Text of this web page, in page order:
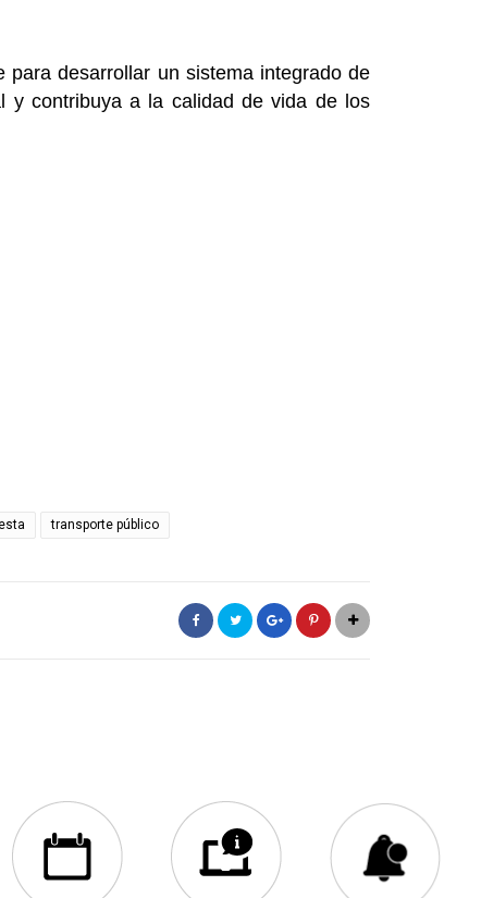
desarrollar un sistema integrado de
y contribuya a la calidad de vida de los
transporte público